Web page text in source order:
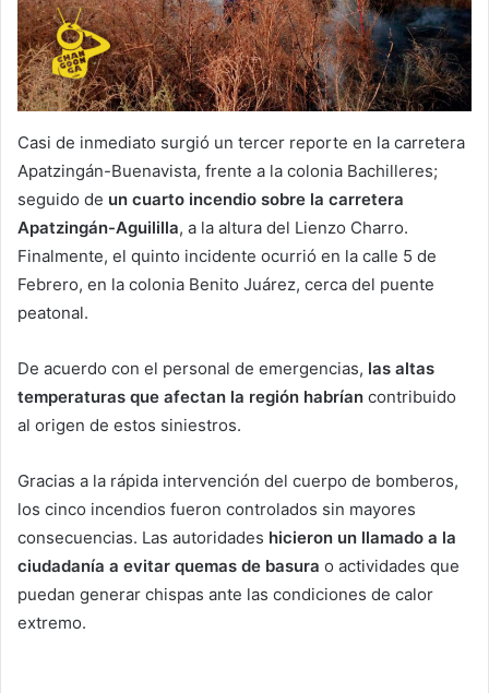
Casi de inmediato surgió un tercer reporte en la carretera
Apatzingán-Buenavista, frente a la colonia Bachilleres;
seguido de un cuarto incendio sobre la carretera
Apatzingán-Aguililla, a la altura del Lienzo Charro.
Finalmente, el quinto incidente ocurrió en la calle 5 de
Febrero, en la colonia Benito Juárez, cerca del puente
peatonal.
De acuerdo con el personal de emergencias, las altas
temperaturas que afectan la región habrían contribuido
al origen de estos siniestros.
Gracias a la rápida intervención del cuerpo de bomberos,
los cinco incendios fueron controlados sin mayores
consecuencias. Las autoridades hicieron un llamado a la
ciudadanía a evitar quemas de basura o actividades que
puedan generar chispas ante las condiciones de calor
extremo.